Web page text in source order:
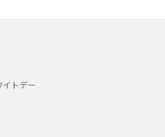
イトデー